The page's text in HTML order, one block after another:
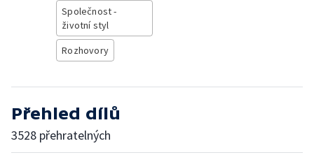
Společnost -
životní styl
Rozhovory
Přehled dílů
3528 přehratelných